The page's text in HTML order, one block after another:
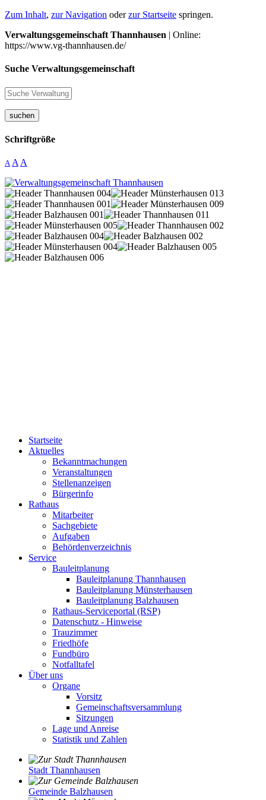
Zum Inhalt, zur Navigation oderzur Startseite springen.
Verwaltungsgemeinschaft Thannhausen | Online:
https://www.vg-thannhausen.de/
Suche Verwaltungsgemeinschaft
suchen
Schriftgröße
A A A
Startseite
Aktuelles
Bekanntmachungen
Veranstaltungen
Stellenanzeigen
Bürgerinfo
Rathaus
Mitarbeiter
Sachgebiete
Aufgaben
Behördenverzeichnis
Service
Bauleitplanung
Bauleitplanung Thannhausen
Bauleitplanung Münsterhausen
Bauleitplanung Balzhausen
Rathaus-Serviceportal (RSP)
Datenschutz - Hinweise
Trauzimmer
Friedhöfe
Fundbüro
Notfalltafel
Über uns
Organe
Vorsitz
Gemeinschaftsversammlung
Sitzungen
Lage und Anreise
Statistik und Zahlen
Stadt Thannhausen
Gemeinde Balzhausen